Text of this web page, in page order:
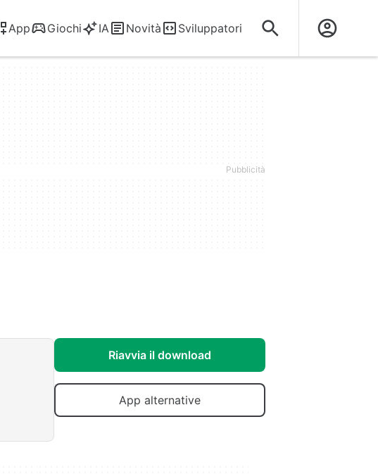
App Giochi IA Novità Sviluppatori
Riavvia il download
App alternative